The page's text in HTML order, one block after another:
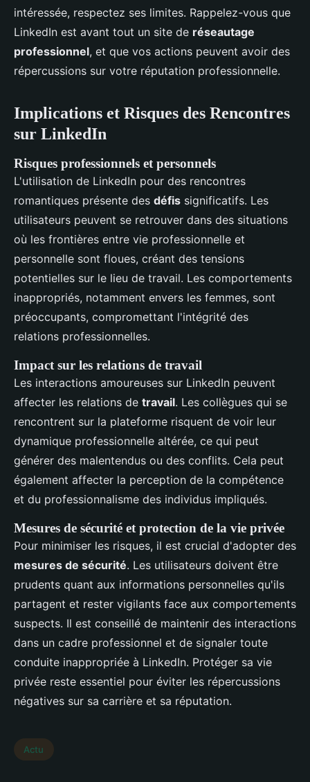
intéressée, respectez ses limites. Rappelez-vous que
LinkedIn est avant tout un site de réseautage
professionnel, et que vos actions peuvent avoir des
répercussions sur votre réputation professionnelle.
Implications et Risques des Rencontres
sur LinkedIn
Risques professionnels et personnels
L'utilisation de LinkedIn pour des rencontres
romantiques présente des défis significatifs. Les
utilisateurs peuvent se retrouver dans des situations
où les frontières entre vie professionnelle et
personnelle sont floues, créant des tensions
potentielles sur le lieu de travail. Les comportements
inappropriés, notamment envers les femmes, sont
préoccupants, compromettant l'intégrité des
relations professionnelles.
Impact sur les relations de travail
Les interactions amoureuses sur LinkedIn peuvent
affecter les relations de travail. Les collègues qui se
rencontrent sur la plateforme risquent de voir leur
dynamique professionnelle altérée, ce qui peut
générer des malentendus ou des conflits. Cela peut
également affecter la perception de la compétence
et du professionnalisme des individus impliqués.
Mesures de sécurité et protection de la vie privée
Pour minimiser les risques, il est crucial d'adopter des
mesures de sécurité. Les utilisateurs doivent être
prudents quant aux informations personnelles qu'ils
partagent et rester vigilants face aux comportements
suspects. Il est conseillé de maintenir des interactions
dans un cadre professionnel et de signaler toute
conduite inappropriée à LinkedIn. Protéger sa vie
privée reste essentiel pour éviter les répercussions
négatives sur sa carrière et sa réputation.
Actu